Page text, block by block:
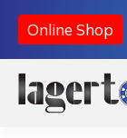
Online Shop